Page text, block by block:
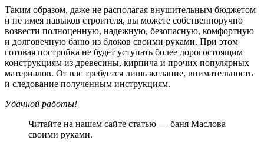
Таким образом, даже не располагая внушительным бюджетом
и не имея навыков строителя, вы можете собственноручно
возвести полноценную, надежную, безопасную, комфортную
и долговечную баню из блоков своими руками. При этом
готовая постройка не будет уступать более дорогостоящим
конструкциям из древесины, кирпича и прочих популярных
материалов. От вас требуется лишь желание, внимательность
и следование полученным инструкциям.
Удачной работы!
Читайте на нашем сайте статью — баня Маслова
своими руками.